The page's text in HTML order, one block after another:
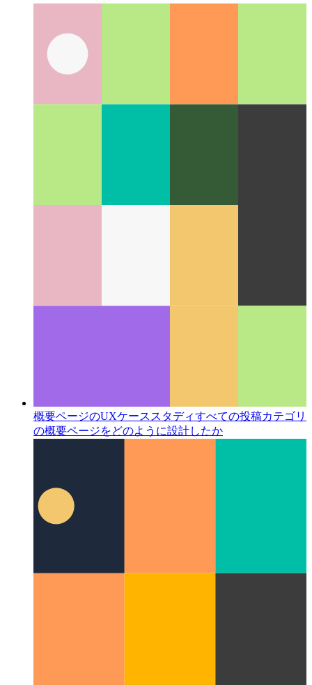
Suggestions
概要ページのUXケーススタディ
の概要ページをどのように設計したか